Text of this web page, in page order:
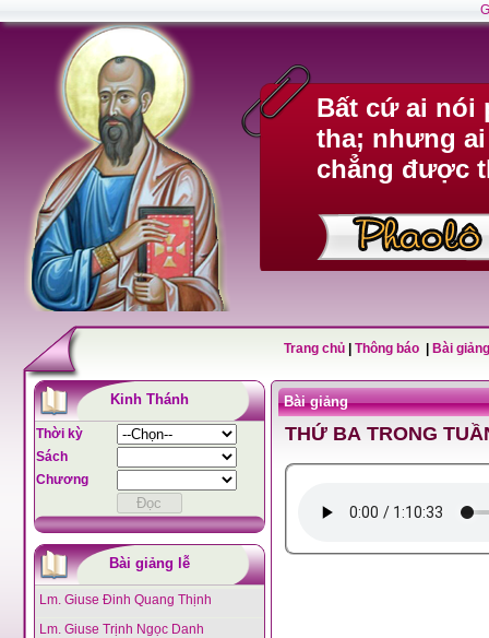
Bất cứ ai nói
tha; nhưng
chẳng được
Trang chủ Thông báo Bài
Kinh Thánh
Thời kỳ
Sách
Chương
Bài giảng lễ
Lm. Giuse Đinh Quang Thịnh
Lm. Giuse Trịnh Ngọc Danh
Bài giảng
THỨ BA TRONG